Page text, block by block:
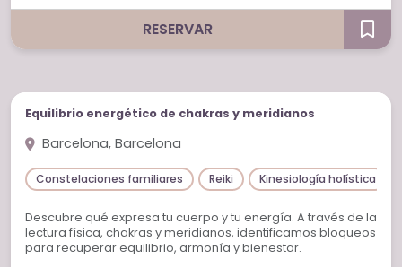
RESERVAR
Sesiones individuales
Equilibrio energético de chakras y meridianos
Barcelona, Barcelona
Constelaciones familiares Reiki Kinesiología holística
Descubre qué expresa tu cuerpo y tu energía. A través de la
lectura física, chakras y meridianos, identificamos bloqueos
para recuperar equilibrio, armonía y bienestar.